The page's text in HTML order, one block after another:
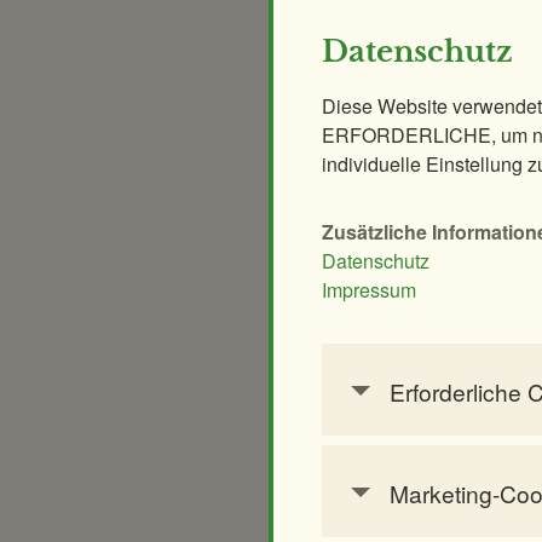
13:30, täglich
News
Tierpatenschaft als
Geschenkidee
20.12.2021
Mehr News
Tierpflegerteam
Datenschutz
Diese Website
ERFORDERLICHE, um
individuelle Einstellung
Zusätzliche
Datenschutz
Impressum
Erforderliche
HTTP-Cookie:
Marketing-